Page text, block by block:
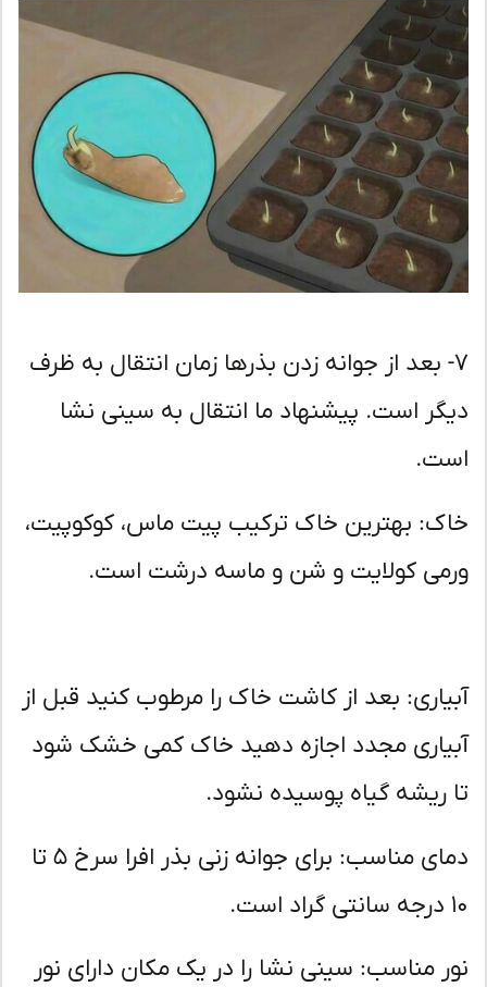
بعد از جوانه زدن بذرها زمان انتقال به ظرف
است. پیشنهاد ما انتقال به سینی نشا
بهترین خاک ترکیب پیت ماس، کوکوپیت،
کولایت و شن و ماسه درشت است.
بعد از کاشت خاک را مرطوب کنید قبل از
مجدد اجازه دهید خاک کمی خشک شود
ریشه گیاه پوسیده نشود.
دمای مناسب: برای جوانه زنی بذر افرا سرخ ۵ تا
مناسب: سینی نشا را در یک مکان دارای نور